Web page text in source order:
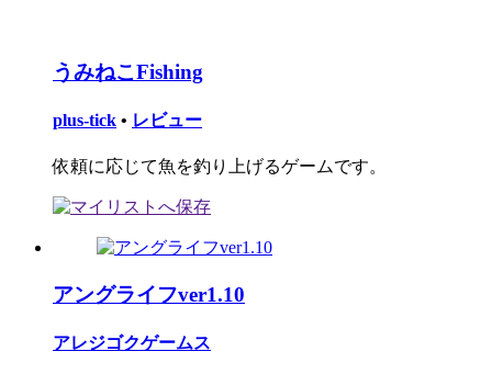
うみねこFishing
plus-tick • レビュー
依頼に応じて魚を釣り上げるゲームです。
アングライフver1.10
アレジゴクゲームス